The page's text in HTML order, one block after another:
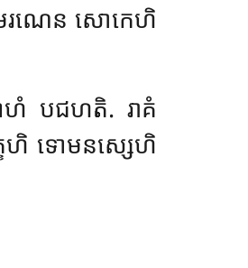
រណេន សោកេហិ
ហំ បជហតិ. រាគំ
េហិ ទោមនស្សេហិ